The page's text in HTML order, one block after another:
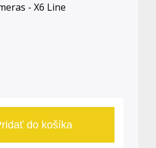
- X6 Line
do košíka